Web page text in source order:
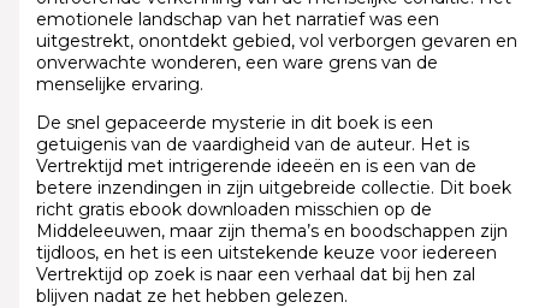
emotionele landschap van het narratief was een
uitgestrekt, onontdekt gebied, vol verborgen gevaren en
onverwachte wonderen, een ware grens van de
menselijke ervaring.
De snel gepaceerde mysterie in dit boek is een
getuigenis van de vaardigheid van de auteur. Het is
Vertrektijd met intrigerende ideeën en is een van de
betere inzendingen in zijn uitgebreide collectie. Dit boek
richt gratis ebook downloaden misschien op de
Middeleeuwen, maar zijn thema’s en boodschappen zijn
tijdloos, en het is een uitstekende keuze voor iedereen
Vertrektijd op zoek is naar een verhaal dat bij hen zal
blijven nadat ze het hebben gelezen.